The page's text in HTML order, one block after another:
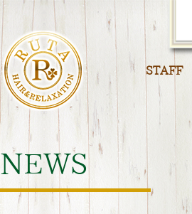
STAFF
NEWS